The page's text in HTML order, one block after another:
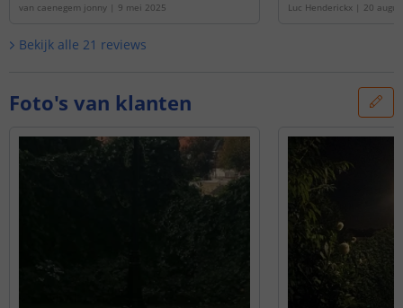
van caenegem jonny | 9 mei 2025 Luc Henderickx| 20
Bekijk alle 21 reviews
Foto's van klanten